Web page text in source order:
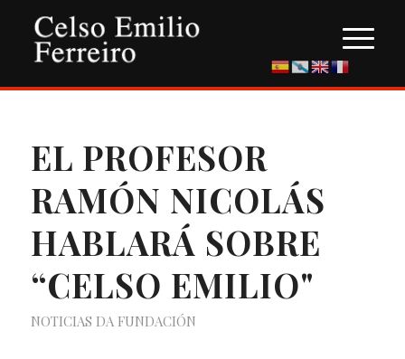
EL PROFESOR
RAMÓN NICOLÁS
HABLARÁ SOBRE
“CELSO EMILIO"
NOTICIAS DA FUNDACIÓN